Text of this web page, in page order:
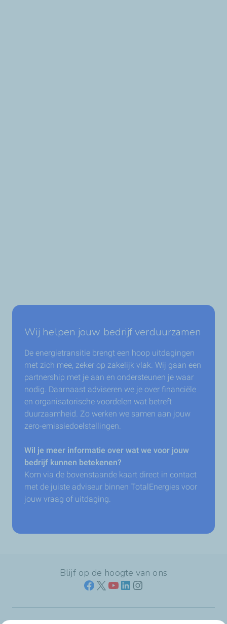
Wij helpen jouw bedrijf verduurzamen
De energietransitie brengt een hoop uitdagingen
met zich mee, zeker op zakelijk vlak. Wij gaan een
partnership met je aan en ondersteunen je waar
nodig. Daarnaast adviseren we je over financiële
en organisatorische voordelen wat betreft
duurzaamheid. Zo werken we samen aan jouw
zero-emissiedoelstellingen.
Wil je meer informatie over wat we voor jouw
bedrijf kunnen betekenen?
Kom via de bovenstaande kaart direct in contact
met de juiste adviseur binnen TotalEnergies voor
jouw vraag of uitdaging.
Blijf op de hoogte van ons